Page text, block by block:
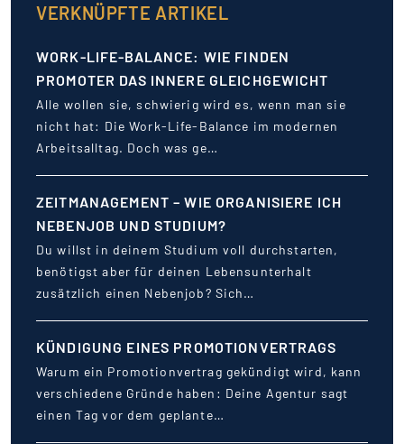
VERKNÜPFTE ARTIKEL
WORK-LIFE-BALANCE: WIE FINDEN
PROMOTER DAS INNERE GLEICHGEWICHT
Alle wollen sie, schwierig wird es, wenn man sie
nicht hat: Die Work-Life-Balance im modernen
Arbeitsalltag. Doch was ge…
ZEITMANAGEMENT – WIE ORGANISIERE ICH
NEBENJOB UND STUDIUM?
Du willst in deinem Studium voll durchstarten,
benötigst aber für deinen Lebensunterhalt
zusätzlich einen Nebenjob? Sich…
KÜNDIGUNG EINES PROMOTIONVERTRAGS
Warum ein Promotionvertrag gekündigt wird, kann
verschiedene Gründe haben: Deine Agentur sagt
einen Tag vor dem geplante…